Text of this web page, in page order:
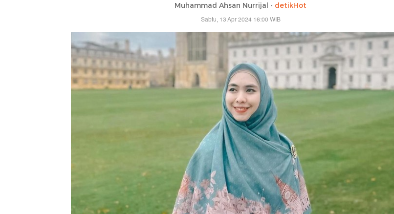
Muhammad Ahsan Nurrijal - detikHot
Sabtu, 13 Apr 2024 16:00 WIB